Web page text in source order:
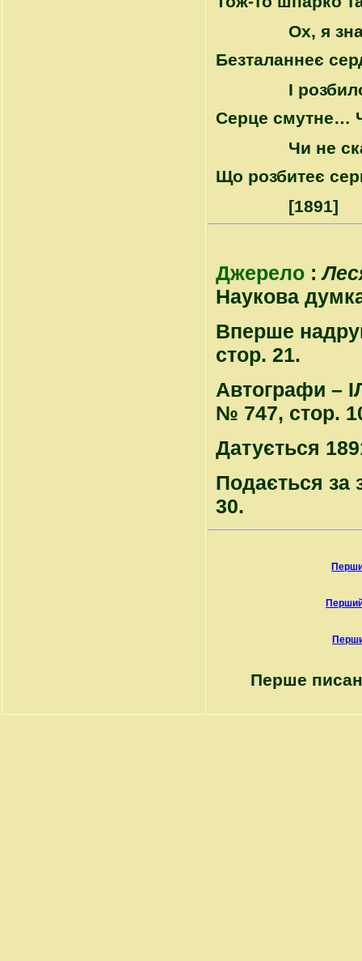
Ох, я
Безталаннеє
І
Серце смутне…
Чи не
Що розбитеє
[1891]
Джерело :
Наукова
Вперше
стор. 21.
Автографи –
№ 747, стор.
Датується
Подається за
30.
Перше